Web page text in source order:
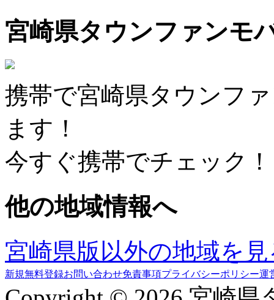
宮崎県タウンファンモ
携帯で宮崎県タウンフ
ます！
今すぐ携帯でチェック！
他の地域情報へ
宮崎県版以外の地域を
新規無料登録お問い合わせ免責事項プライバシーポリシー運